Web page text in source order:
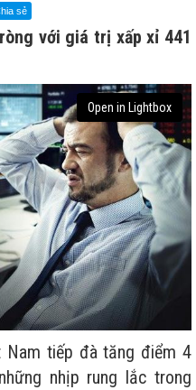
sẻ
với giá trị xấp xỉ 441
Open in Lightbox
Nam tiếp đà tăng điểm 4
nhịp rung lắc trong